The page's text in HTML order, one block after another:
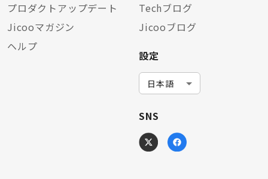
プロダクトアップデート
Jicooマガジン
ヘルプ
Techブログ
Jicooブログ
設定
SNS